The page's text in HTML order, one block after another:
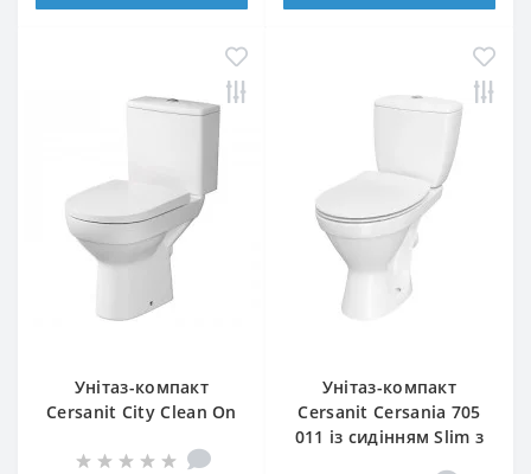
Унітаз-компакт
Cersanit City Clean On
дюропласту Soft Close
Унітаз-компакт
Cersanit Cersania 705
011 із сидінням Slim з